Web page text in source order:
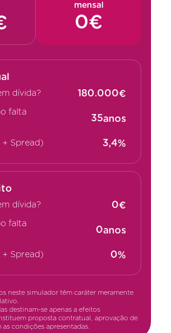
mensal
dívida? €
falta
anos
+ Spread) %
dívida? €
falta
anos
+ Spread) %
neste simulador têm caráter meramente
destinam-se apenas a efeitos
proposta contratual, aprovação de
condições apresentadas.